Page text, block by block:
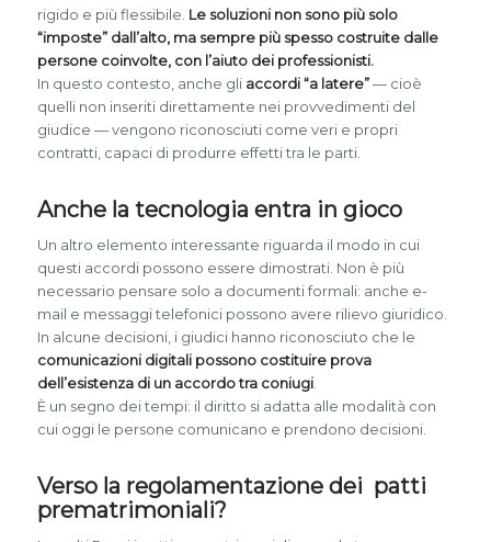
rigido e più flessibile. Le soluzioni non sono più solo
“imposte” dall’alto, ma sempre più spesso costruite dalle
persone coinvolte, con l’aiuto dei professionisti.
In questo contesto, anche gli accordi “a latere”— cioè
quelli non inseriti direttamente nei provvedimenti del
giudice — vengono riconosciuti come veri e propri
contratti, capaci di produrre effetti tra le parti.
Anche la tecnologia entra in gioco
Un altro elemento interessante riguarda il modo in cui
questi accordi possono essere dimostrati. Non è più
necessario pensare solo a documenti formali: anche e-
mail e messaggi telefonici possono avere rilievo giuridico.
In alcune decisioni, i giudici hanno riconosciuto che le
comunicazioni digitali possono costituire prova
dell’esistenza di un accordo tra coniugi.
È un segno dei tempi: il diritto si adatta alle modalità con
cui oggi le persone comunicano e prendono decisioni.
Verso la regolamentazione dei patti
prematrimoniali?